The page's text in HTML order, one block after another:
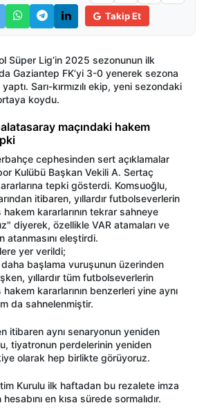
Takip Et
Süper Lig’in 2025 sezonunun ilk
Gaziantep FK’yi 3-0 yenerek sezona
Sarı-kırmızılı ekip, yeni sezondaki
koydu.
maçındaki hakem
cephesinden sert açıklamalar
Kulübü Başkan Vekili A. Sertaç
tepki gösterdi. Komsuoğlu,
itibaren, yıllardır futbolseverlerin
hakem kararlarının tekrar sahneye
diyerek, özellikle VAR atamaları ve
atanmasını eleştirdi.
yer verildi;
başlama vuruşunun üzerinden
yıllardır tüm futbolseverlerin
hakem kararlarının benzerleri yine aynı
da sahnelenmiştir.
itibaren aynı senaryonun yeniden
tiyatronun perdelerinin yeniden
olarak hep birlikte görüyoruz.
Kurulu ilk haftadan bu rezalete imza
en kısa sürede sormalıdır.